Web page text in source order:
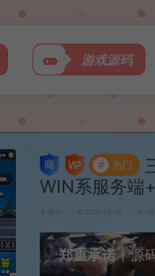
游戏源码
# 热门
WIN系服务端
波少 2026-05-10
郑重承诺丨源